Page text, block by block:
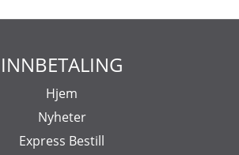
INNBETALING
Hjem
Nyheter
Express Bestill